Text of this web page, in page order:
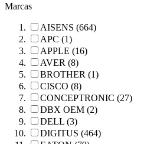
Marcas
AISENS (664)
APC (1)
APPLE (16)
AVER (8)
BROTHER (1)
CISCO (8)
CONCEPTRONIC (27)
DBX OEM (2)
DELL (3)
DIGITUS (464)